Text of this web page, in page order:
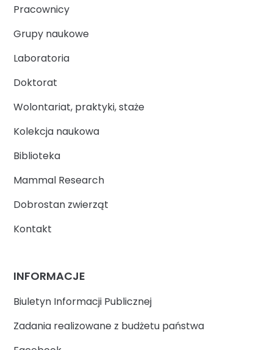
Pracownicy
Grupy naukowe
Laboratoria
Doktorat
Wolontariat, praktyki, staże
Kolekcja naukowa
Biblioteka
Mammal Research
Dobrostan zwierząt
Kontakt
INFORMACJE
Biuletyn Informacji Publicznej
Zadania realizowane z budżetu państwa